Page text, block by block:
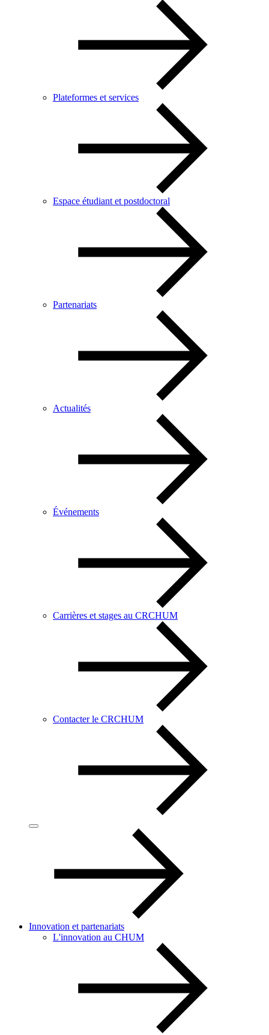
Plateformes et services
Espace étudiant et postdoctoral
Partenariats
Actualités
Événements
Carrières et stages au CRCHUM
Contacter le CRCHUM
Innovation et partenariats
L'innovation au CHUM